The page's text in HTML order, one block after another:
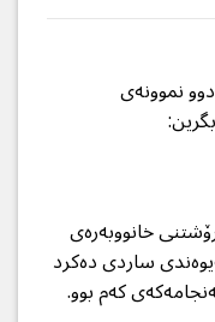
نموونەی
خانووبەرەی
بوو. هەموو ڕۆژێک ١٠٠ پەیوەندی ساردی دەکرد
کەم بوو.